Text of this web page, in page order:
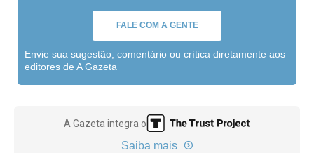
FALE COM A GENTE
Envie sua sugestão, comentário ou crítica diretamente aos
editores de A Gazeta
A Gazeta integra o
Saiba mais